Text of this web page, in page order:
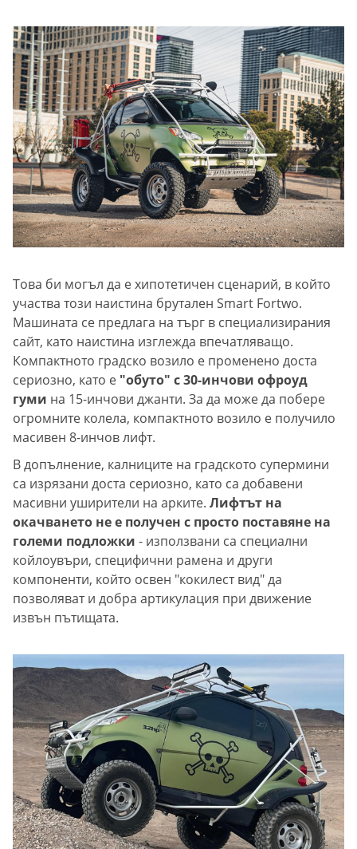
Това би могъл да е хипотетичен сценарий, в който
участва този наистина брутален Smart Fortwo.
Машината се предлага на търг в специализирания
сайт, като наистина изглежда впечатляващо.
Компактното градско возило е променено доста
сериозно, като е "обуто" с 30-инчови офроуд
гуми на 15-инчови джанти. За да може да побере
огромните колела, компактното возило е получило
масивен 8-инчов лифт.
В допълнение, калниците на градското супермини
са изрязани доста сериозно, като са добавени
масивни уширители на арките. Лифтът на
окачването не е получен с просто поставяне на
големи подложки - използвани са специални
койлоувъри, специфични рамена и други
компоненти, който освен "кокилест вид" да
позволяват и добра артикулация при движение
извън пътищата.